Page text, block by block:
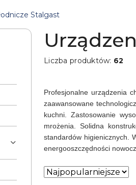
Stalgast
Liczba produktów: 62
Profesjonalne urządzenia
zaawansowane
kuchni. Zastosowanie
mrożenia. Solidna
standardów higienicznych.
energooszczędności
Zastosowano
Sortuj